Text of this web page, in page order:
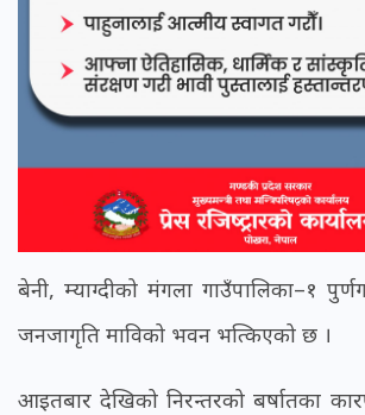
बेनी, म्याग्दीको मंगला गाउँपालिका–१
जनजागृति माविको भवन भत्किएको छ ।
आइतबार देखिको निरन्तरको बर्षातका